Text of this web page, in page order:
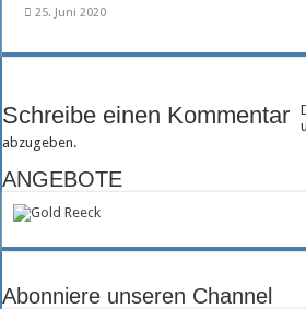
25. Juni 2020
Schreibe einen Kommentar
abzugeben.
ANGEBOTE
Abonniere unseren Channel